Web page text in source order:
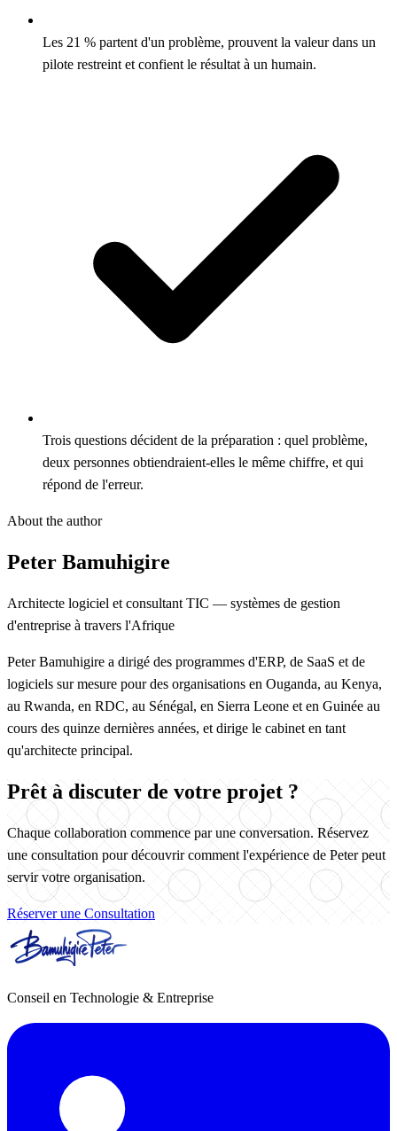
Les 21 % partent d'un problème, prouvent la valeur dans un
pilote restreint et confient le résultat à un humain.
Trois questions décident de la préparation : quel problème,
deux personnes obtiendraient-elles le même chiffre, et qui
répond de l'erreur.
About the author
Peter Bamuhigire
Architecte logiciel et consultant TIC — systèmes de gestion
d'entreprise à travers l'Afrique
Peter Bamuhigire a dirigé des programmes d'ERP, de SaaS et de
logiciels sur mesure pour des organisations en Ouganda, au Kenya,
au Rwanda, en RDC, au Sénégal, en Sierra Leone et en Guinée au
cours des quinze dernières années, et dirige le cabinet en tant
qu'architecte principal.
Prêt à discuter de votre projet ?
Chaque collaboration commence par une conversation. Réservez
une consultation pour découvrir comment l'expérience de Peter peut
servir votre organisation.
Réserver une Consultation
Conseil en Technologie & Entreprise